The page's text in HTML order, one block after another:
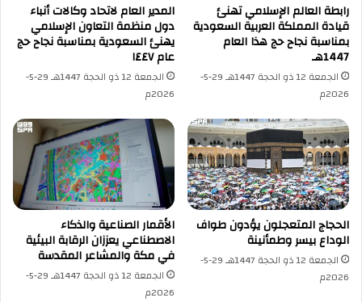
ف
ا
ل
ا
ح
ت
ل
ا
ل
ل
ع
د
ة
م
ن
ا
ش
ر
ي
ف
ي
ل
ل
ح
ج
ي
غ
ا
د
ر
و
رابطة العالم الإسلامي تهنئ
قيادة المملكة العربية السعودية
بمناسبة نجاح حج هذا العام
1447هـ
الجمعة 12 ذو الحجة 1447هـ 29-5-
2026م
المدير العام لاتحاد وكالات أنباء
دول منظمة التعاون الإسلامي
يهنئ السعودية بمناسبة نجاح حج
عام ١٤٤٧
الجمعة 12 ذو الحجة 1447هـ 29-5-
2026م
الحجاج المتعجلون يؤدون طواف
الوداع بيسر وطمأنينة
الجمعة 12 ذو الحجة 1447هـ 29-5-
2026م
الأقمار الصناعية والذكاء
الاصطناعي يعززان الرقابة البيئية
في مكة والمشاعر المقدسة
الجمعة 12 ذو الحجة 1447هـ 29-5-
2026م